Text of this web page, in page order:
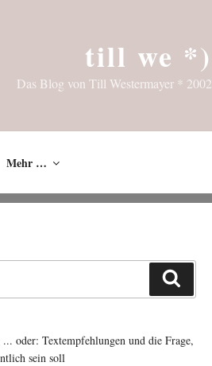
till we *)
Das Blog von Till Westermayer * 2002
Mehr …
oder: Textempfehlungen und die Frage,
sein soll